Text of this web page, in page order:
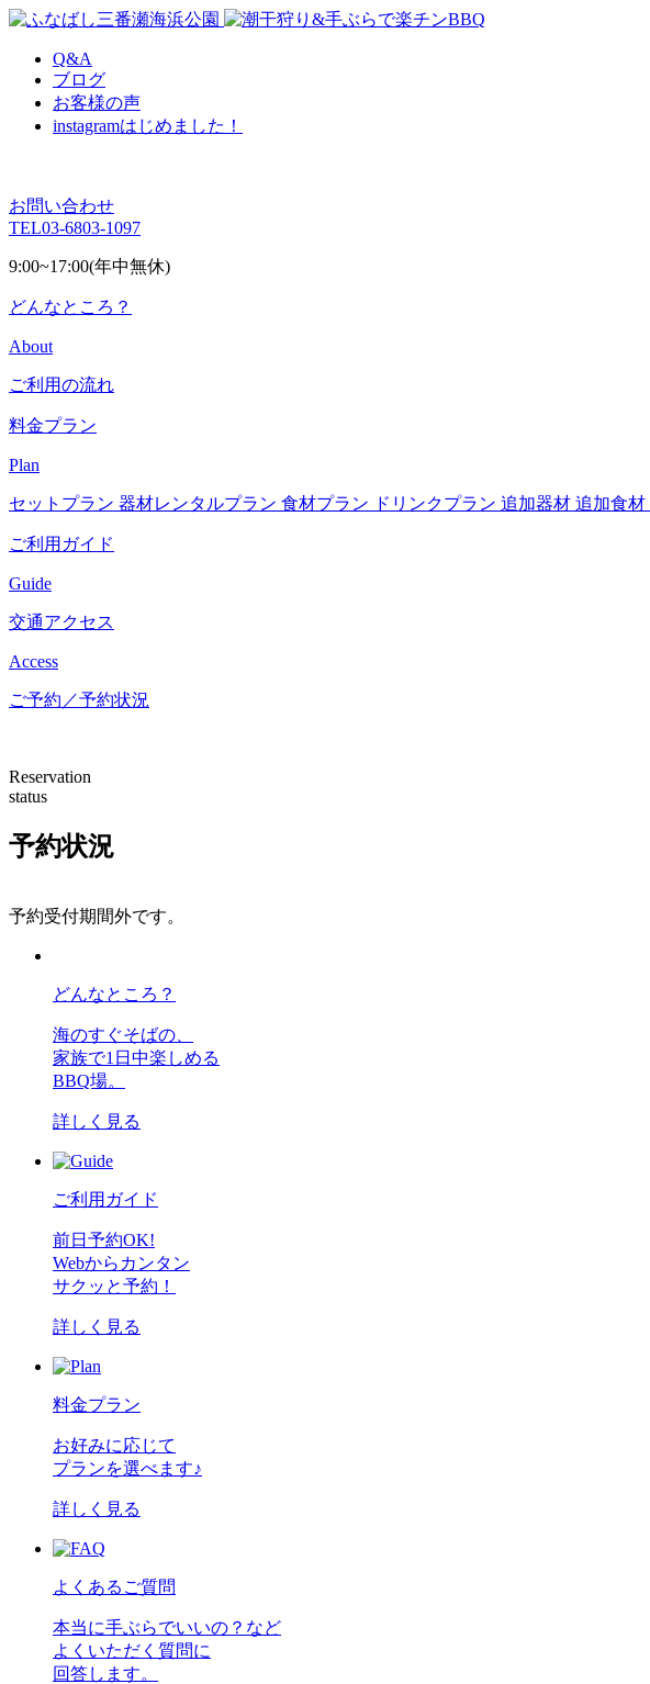
Q&A
ブログ
お客様の声
instagramはじめました！
お問い合わせ
TEL03-6803-1097
9:00~17:00(年中無休)
どんなところ？
About
ご利用の流れ
料金プラン
Plan
セットプラン 器材レンタルプラン 食材プラン ドリンクプラン 追加器材 追加食材
ご利用ガイド
Guide
交通アクセス
Access
ご予約／予約状況
Reservation
status
予約状況
予約受付期間外です。
どんなところ？
海のすぐそばの、
家族で1日中楽しめる
BBQ場。
詳しく見る
ご利用ガイド
前日予約OK!
Webからカンタン
サクッと予約！
詳しく見る
料金プラン
お好みに応じて
プランを選べます♪
詳しく見る
よくあるご質問
本当に手ぶらでいいの？など
よくいただく質問に
回答します。